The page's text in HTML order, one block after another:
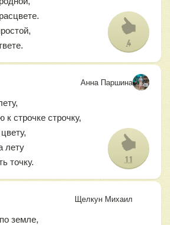
4
Анна Паршина
строчке строчку,
лету
точку.
11
Щелкун Михаил
земле,